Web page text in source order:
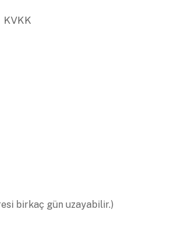
KVKK
birkaç gün uzayabilir.)